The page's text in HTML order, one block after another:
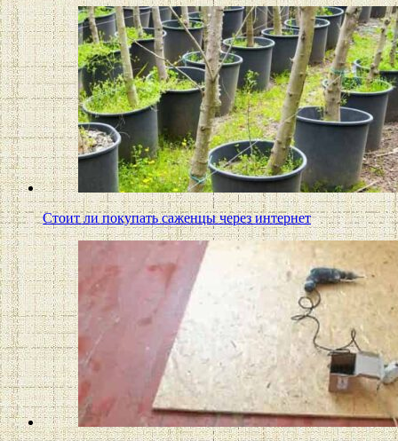
Стоит ли покупать саженцы через интернет